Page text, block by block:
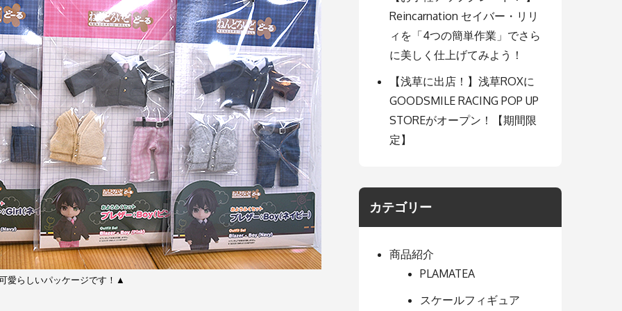
愛らしいパッケージです！▲
Reincarnation セイバー・リリ
ィを「4つの簡単作業」でさら
に美しく仕上げてみよう！
【浅草に出店！】浅草ROXに
GOODSMILE RACING POP UP
STOREがオープン！【期間限
定】
カテゴリー
商品紹介
PLAMATEA
スケールフィギュア